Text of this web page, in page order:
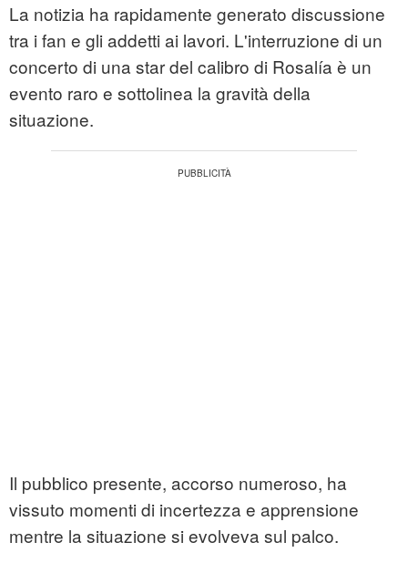
La notizia ha rapidamente generato discussione
tra i fan e gli addetti ai lavori. L'interruzione di un
concerto di una star del calibro di Rosalía è un
evento raro e sottolinea la gravità della
situazione.
Il pubblico presente, accorso numeroso, ha
vissuto momenti di incertezza e apprensione
mentre la situazione si evolveva sul palco.